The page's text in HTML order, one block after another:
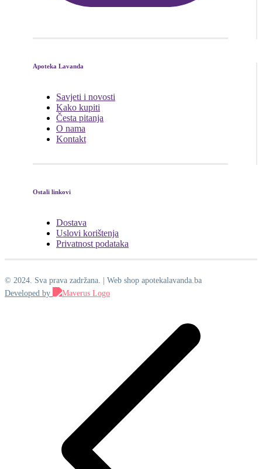
Apoteka Lavanda
Savjeti i novosti
Kako kupiti
Česta pitanja
O nama
Kontakt
Ostali linkovi
Dostava
Uslovi korištenja
Privatnost podataka
© 2024. Sva prava zadržana. | Web shop apotekalavanda.ba
Developed by